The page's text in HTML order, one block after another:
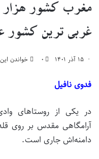
مغرب کشور هزار
غربی ترین کشور
۱۵ آذر ۱۴۰۱ ۰ خواندن این مطلب ۱۰
فدوی نافیل
در یکی از روستاهای
آرامگاهی مقدس بر روی
دامنه‌اش جاری است.